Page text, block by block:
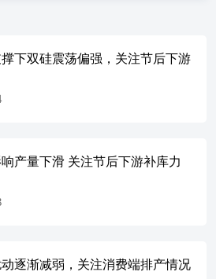
工业级碳酸锂报价7.47万元/吨，现货价
原料端：本月，锂矿价格有所上涨，外采
应端：碳酸锂的供应量较上月大幅下跌
。 消费端：临近春节假期，电池终端略
。 库存端：截至1月27日，SMM库存报
酸锂（99.0%为主）的市场主流成交价格
较差，从而推动现货价格上涨，需持续关
下双硅震荡偏强，关注节后下游
产量下滑 关注节后下游补库力
逐渐减弱，关注消费端排产情况